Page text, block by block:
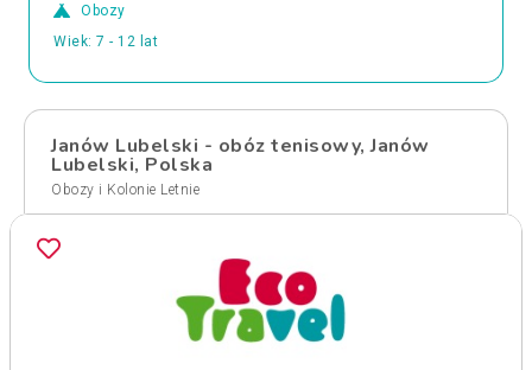
Obozy
Wiek: 7 - 12 lat
Janów Lubelski - obóz tenisowy, Janów
Lubelski, Polska
Obozy i Kolonie Letnie